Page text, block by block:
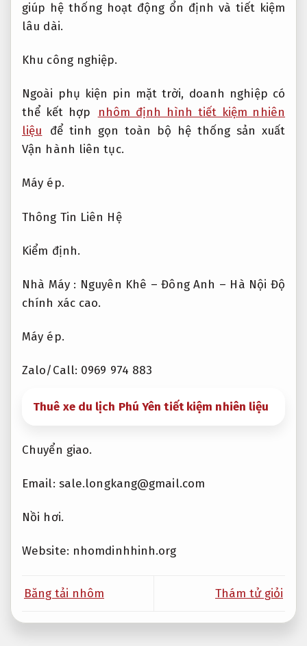
giúp hệ thống hoạt động ổn định và tiết kiệm
lâu dài.
Khu công nghiệp.
Ngoài phụ kiện pin mặt trời, doanh nghiệp có
thể kết hợp
nhôm định hình tiết kiệm nhiên
liệu
để tinh gọn toàn bộ hệ thống sản xuất
Vận hành liên tục.
Máy ép.
Thông Tin Liên Hệ
Kiểm định.
Nhà Máy : Nguyên Khê – Đông Anh – Hà Nội Độ
chính xác cao.
Máy ép.
Zalo/Call: 0969 974 883
Thuê xe du lịch Phú Yên tiết kiệm nhiên liệu
Chuyển giao.
Email: sale.longkang@gmail.com
Nồi hơi.
Website: nhomdinhhinh.org
Băng tải nhôm Thám tử giỏi